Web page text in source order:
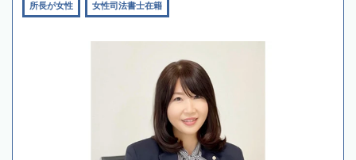
所長が女性 女性司法書士在籍